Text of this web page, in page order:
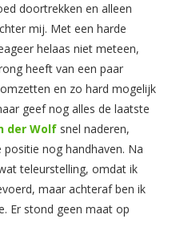
doortrekken en alleen
mij. Met een harde
helaas niet meteen,
heeft van een paar
en zo hard mogelijk
geef nog alles de laatste
der Wolf snel naderen,
nog handhaven. Na
teleurstelling, omdat ik
maar achteraf ben ik
Er stond geen maat op